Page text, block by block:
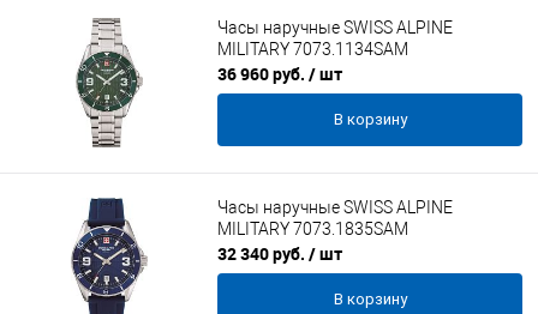
Часы наручные SWISS ALPINE
MILITARY 7073.1134SAM
36 960 руб. / шт
В корзину
Часы наручные SWISS ALPINE
MILITARY 7073.1835SAM
32 340 руб. / шт
В корзину